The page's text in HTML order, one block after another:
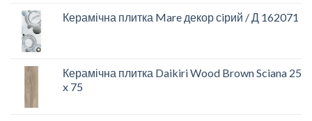
Керамічна плитка Mare декор сiрий / Д 162071
Керамічна плитка Daikiri Wood Brown Sciana 25
x 75